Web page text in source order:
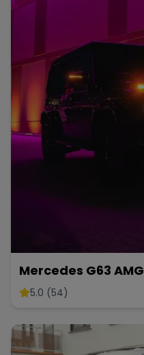
Mercedes G63 AMG
5.0 (54)